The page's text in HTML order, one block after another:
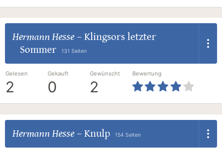
Hermann Hesse– Klingsors letzter
Sommer
131 Seiten
Gelesen
2
Gekauft
0
Gewünscht
2
Bewertung
Hermann Hesse– Knulp 154 Seiten